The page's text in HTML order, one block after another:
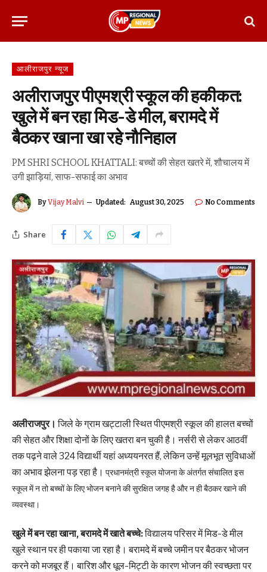
आलीराजपुर न्यूज
अलीराजपुर पीएमश्री स्कूल की हकीकत:
खुले में बन रहा मिड-डे मील, बरामदे में
बैठकर खाना खा रहे नौनिहाल
PM SHRI SCHOOL KHATTALI: बच्चों की सेहत खतरे में, शौचालय में
उगी झाड़ियां, साफ-सफाई का अभाव
ByVijay Malvi Updated: August 30, 2025 No Comments
Share
अलीराजपुर। जिले के ग्राम खट्टाली स्थित पीएमश्री स्कूल की हालत बच्चों
की सेहत और शिक्षा दोनों के लिए खतरा बन चुकी है। नर्सरी से लेकर आठवीं
तक पढ़ने वाले 324 विद्यार्थी यहां अध्ययनरत हैं, लेकिन उन्हें मूलभूत सुविधाओं
का अभाव झेलना पड़ रहा है। प्रधानमंत्री स्कूल योजना के अंतर्गत संचालित इस
स्कूल में न तो बच्चों के लिए भोजन बनाने की सुरक्षित जगह है और न ही बैठकर खाने की
व्यवस्था।
खुले में बन रहा खाना, बरामदे में खाते बच्चे:विद्यालय परिसर में मिड-डे मील
खुले स्थान पर ही पकाया जा रहा है। बरामदे में बच्चे जमीन पर बैठकर भोजन
करने को मजबूर हैं। बारिश और धूल-मिट्टी के कारण भोजन की स्वच्छता पर